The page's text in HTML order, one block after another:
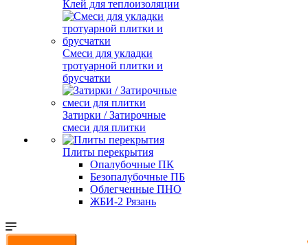
Клей для теплоизоляции
Смеси для укладки
тротуарной плитки и
брусчатки
Затирки / Затирочные
смеси для плитки
Плиты перекрытия
Опалубочные ПК
Безопалубочные ПБ
Облегченные ПНО
ЖБИ-2 Рязань